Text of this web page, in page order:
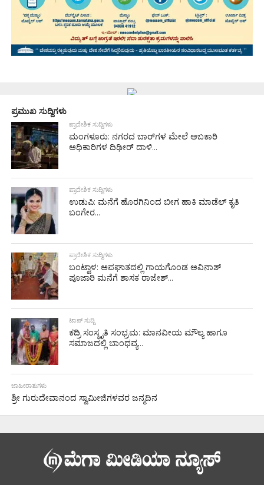
ಪ್ರಮುಖ ಸುದ್ದಿಗಳು
ಪ್ರಾದೇಶಿಕ ಸುದ್ದಿಗಳು
ಮಂಗಳೂರು: ನಗರದ ಬಾರ್‌ಗಳ ಮೇಲೆ ಅಬಕಾರಿ
ಅಧಿಕಾರಿಗಳ ದಿಢೀರ್ ದಾಳಿ...
ಪ್ರಾದೇಶಿಕ ಸುದ್ದಿಗಳು
ಉಡುಪಿ: ಮನೆಗೆ ಹೊರಗಿನಿಂದ ಬೀಗ ಹಾಕಿ ಮಾಡೆಲ್ ಕೃತಿ
ಬಂಗೇರ...
ಪ್ರಾದೇಶಿಕ ಸುದ್ದಿಗಳು
ಬಂಟ್ವಾಳ: ಅಪಘಾತದಲ್ಲಿ ಗಾಯಗೊಂಡ ಅವಿನಾಶ್
ಪೂಜಾರಿ ಮನೆಗೆ ಶಾಸಕ ರಾಜೇಶ್...
ಟಾಪ್ ಸುದ್ದಿ
ಕದ್ರಿ ಸಂಸ್ಕೃತಿ ಸಂಭ್ರಮ: ಮಾನವೀಯ ಮೌಲ್ಯ ಹಾಗೂ
ಸಮಾಜದಲ್ಲಿ ಬಾಂಧವ್ಯ...
ಜಾಹೀರಾತುಗಳು
ಶ್ರೀ ಗುರುದೇವಾನಂದ ಸ್ವಾಮೀಜಿಗಳವರ ಜನ್ಮದಿನ